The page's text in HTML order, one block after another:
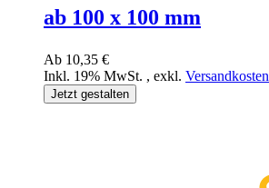
ab 100 x 100 mm
Ab 10,35 €
Inkl. 19% MwSt. , exkl. Versandkosten
Jetzt gestalten